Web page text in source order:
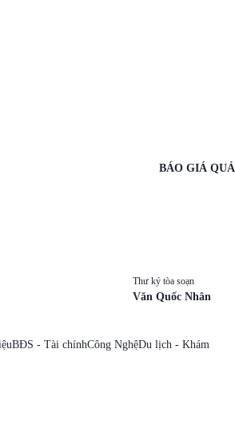
BÁO GIÁ
Thư ký tòa soạn
Văn Quốc Nhân
BĐS - Tài chínhCông NghệDu lịch - Khám